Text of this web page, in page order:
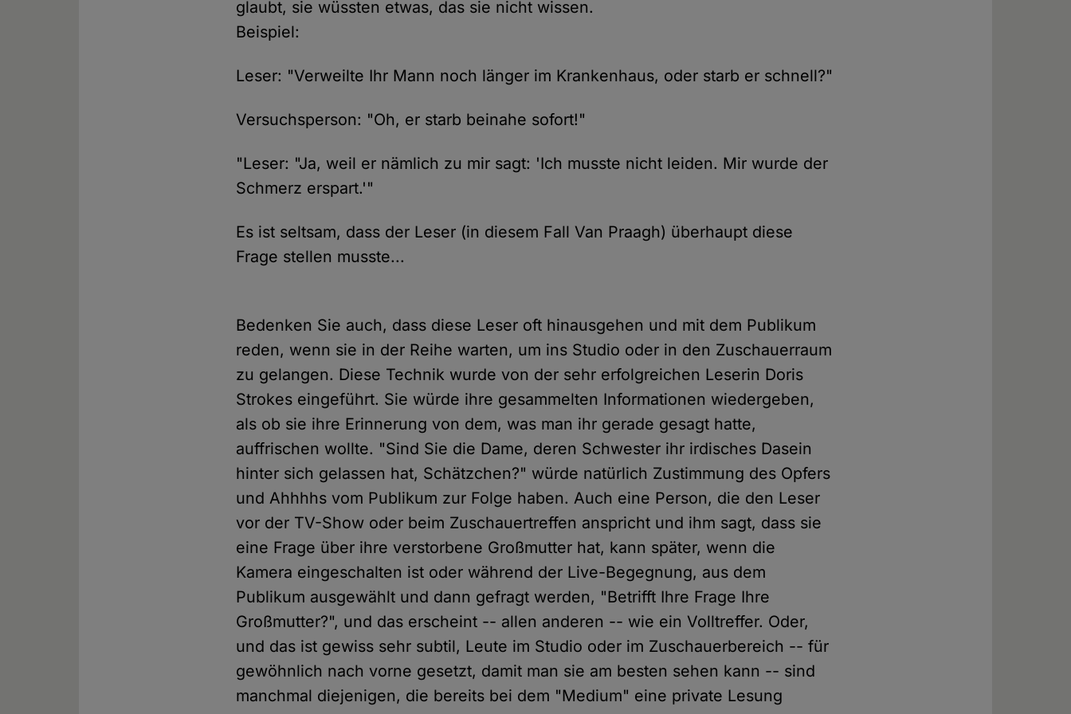
glaubt, sie wüssten etwas, das sie nicht wissen.
Beispiel:
Leser: "Verweilte Ihr Mann noch länger im Krankenhaus, oder starb er schnell?"
Versuchsperson: "Oh, er starb beinahe sofort!"
"Leser: "Ja, weil er nämlich zu mir sagt: 'Ich musste nicht leiden. Mir wurde der
Schmerz erspart.'"
Es ist seltsam, dass der Leser (in diesem Fall Van Praagh) überhaupt diese
Frage stellen musste...
Bedenken Sie auch, dass diese Leser oft hinausgehen und mit dem Publikum
reden, wenn sie in der Reihe warten, um ins Studio oder in den Zuschauerraum
zu gelangen. Diese Technik wurde von der sehr erfolgreichen Leserin Doris
Strokes eingeführt. Sie würde ihre gesammelten Informationen wiedergeben,
als ob sie ihre Erinnerung von dem, was man ihr gerade gesagt hatte,
auffrischen wollte. "Sind Sie die Dame, deren Schwester ihr irdisches Dasein
hinter sich gelassen hat, Schätzchen?" würde natürlich Zustimmung des Opfers
und Ahhhhs vom Publikum zur Folge haben. Auch eine Person, die den Leser
vor der TV-Show oder beim Zuschauertreffen anspricht und ihm sagt, dass sie
eine Frage über ihre verstorbene Großmutter hat, kann später, wenn die
Kamera eingeschalten ist oder während der Live-Begegnung, aus dem
Publikum ausgewählt und dann gefragt werden, "Betrifft Ihre Frage Ihre
Großmutter?", und das erscheint -- allen anderen -- wie ein Volltreffer. Oder,
und das ist gewiss sehr subtil, Leute im Studio oder im Zuschauerbereich -- für
gewöhnlich nach vorne gesetzt, damit man sie am besten sehen kann -- sind
manchmal diejenigen, die bereits bei dem "Medium" eine private Lesung